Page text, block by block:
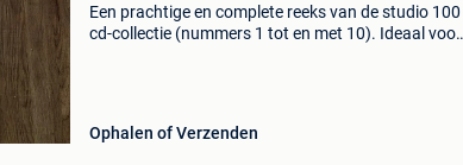
Een prachtige en complete reeks van de studio 100
cd-collectie (nummers 1 tot en met 10). Ideaal voor
Ophalen of Verzenden